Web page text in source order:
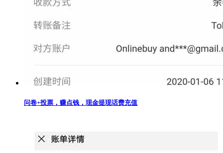
问卷+投票，赚点钱，现金提现话费充值